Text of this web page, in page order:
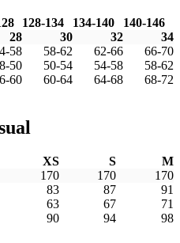
128-134 134-140
140-146
28 30 32
34
58 58-62 62-66
66-70
50 50-54 54-58
58-62
60 60-64 64-68 68-72
XS S
M
170 170
170
83 87
91
63 67
71
90 94 98